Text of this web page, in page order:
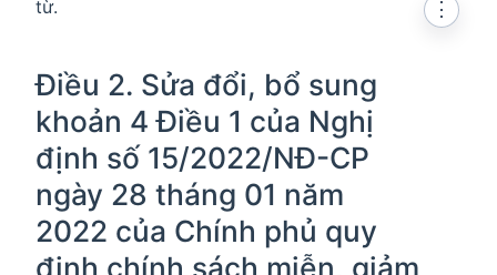
từ.
Điều 2. Sửa đổi, bổ sung
khoản 4 Điều 1 của Nghị
định số 15/2022/NĐ-CP
ngày 28 tháng 01 năm
2022 của Chính phủ quy
định chính sách miễn, giảm
⋮